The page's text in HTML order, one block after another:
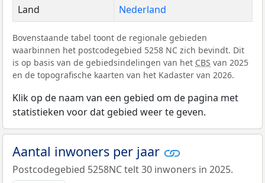
Land
Nederland
Bovenstaande tabel toont de regionale gebieden
waarbinnen het postcodegebied 5258 NC zich bevindt. Dit
is op basis van de gebiedsindelingen van het CBS van 2025
en de topografische kaarten van het Kadaster van 2026.
Klik op de naam van een gebied om de pagina met
statistieken voor dat gebied weer te geven.
Aantal inwoners per jaar
Postcodegebied 5258NC telt 30 inwoners in 2025.